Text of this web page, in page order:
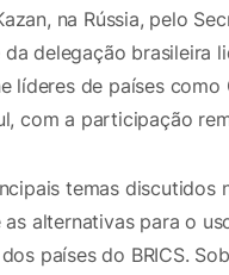
na Rússia, pelo
delegação brasileira
líderes de países
com a participação
temas discutidos
alternativas para o
países do BRICS.